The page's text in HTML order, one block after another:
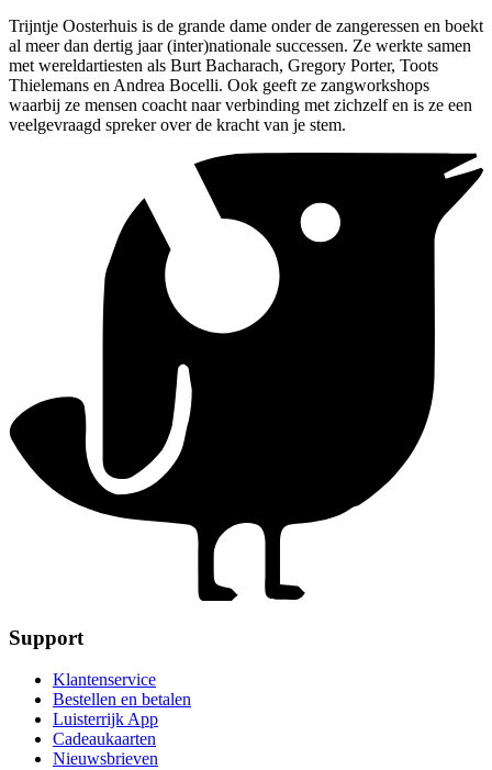
Trijntje Oosterhuis is de grande dame onder de zangeressen en boekt
al meer dan dertig jaar (inter)nationale successen. Ze werkte samen
met wereldartiesten als Burt Bacharach, Gregory Porter, Toots
Thielemans en Andrea Bocelli. Ook geeft ze zangworkshops
waarbij ze mensen coacht naar verbinding met zichzelf en is ze een
veelgevraagd spreker over de kracht van je stem.
Support
Klantenservice
Bestellen en betalen
Luisterrijk App
Cadeaukaarten
Nieuwsbrieven